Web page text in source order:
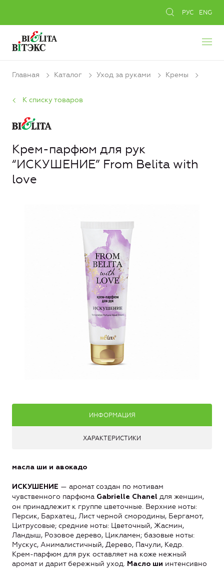
РУС ENG
Главная Каталог Уход за руками Кремы
К списку товаров
Крем-парфюм для рук
“ИСКУШЕНИЕ” From Belita with
love
ИНФОРМАЦИЯ
ХАРАКТЕРИСТИКИ
масла ши и авокадо
ИСКУШЕНИЕ — аромат создан по мотивам
чувственного парфюма Gabrielle Chanel для женщин,
он принадлежит к группе цветочные. Верхние ноты:
Персик, Бархатец, Лист черной смородины, Бергамот,
Цитрусовые; средние ноты: Цветочный, Жасмин,
Ландыш, Розовое дерево, Цикламен; базовые ноты:
Мускус, Анималистичный, Дерево, Пачули, Кедр.
Крем-парфюм для рук оставляет на коже нежный
аромат и дарит бережный уход. Масло ши интенсивно